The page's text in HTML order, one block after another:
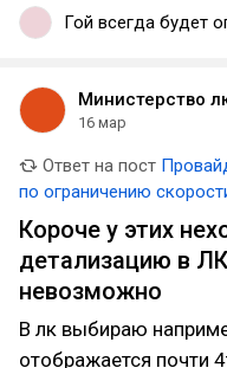
Гой всегда будет
Министерство
16 мар
Ответ на пост
по ограничению
превышает 3 ТБ в месяц
Короче у этих
детализацию в
невозможно
В лк выбираю
отображается почти